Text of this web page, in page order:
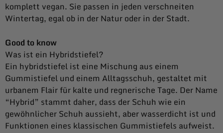
komplett vegan. Sie passen in jeden verschneiten
Wintertag, egal ob in der Natur oder in der Stadt.
Good to know
Was ist ein Hybridstiefel?
Ein hybridstiefel ist eine Mischung aus einem
Gummistiefel und einem Alltagsschuh, gestaltet mit
urbanem Flair für kalte und regnerische Tage. Der Name
“Hybrid” stammt daher, dass der Schuh wie ein
gewöhnlicher Schuh aussieht, aber wasserdicht ist und
Funktionen eines klassischen Gummistiefels aufweist.